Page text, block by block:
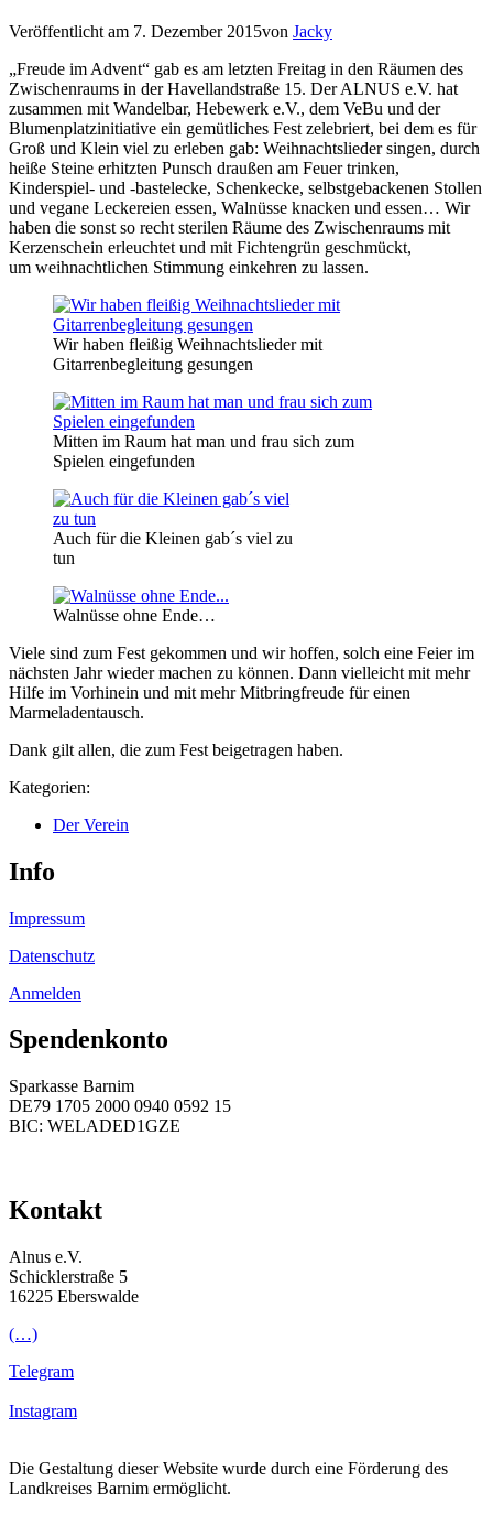
Veröffentlicht am 7. Dezember 2015von Jacky
„Freude im Advent“ gab es am letzten Freitag in den Räumen des
Zwischenraums in der Havellandstraße 15. Der ALNUS e.V. hat
zusammen mit Wandelbar, Hebewerk e.V., dem VeBu und der
Blumenplatzinitiative ein gemütliches Fest zelebriert, bei dem es für
Groß und Klein viel zu erleben gab: Weihnachtslieder singen, durch
heiße Steine erhitzten Punsch draußen am Feuer trinken,
Kinderspiel- und -bastelecke, Schenkecke, selbstgebackenen Stollen
und vegane Leckereien essen, Walnüsse knacken und essen… Wir
haben die sonst so recht sterilen Räume des Zwischenraums mit
Kerzenschein erleuchtet und mit Fichtengrün geschmückt,
um weihnachtlichen Stimmung einkehren zu lassen.
Wir haben fleißig Weihnachtslieder mit
Gitarrenbegleitung gesungen
Mitten im Raum hat man und frau sich zum
Spielen eingefunden
Auch für die Kleinen gab´s viel zu
tun
Walnüsse ohne Ende…
Viele sind zum Fest gekommen und wir hoffen, solch eine Feier im
nächsten Jahr wieder machen zu können. Dann vielleicht mit mehr
Hilfe im Vorhinein und mit mehr Mitbringfreude für einen
Marmeladentausch.
Dank gilt allen, die zum Fest beigetragen haben.
Kategorien:
Der Verein
Info
Impressum
Datenschutz
Anmelden
Spendenkonto
Sparkasse Barnim
DE79 1705 2000 0940 0592 15
BIC: WELADED1GZE
Kontakt
Alnus e.V.
Schicklerstraße 5
16225 Eberswalde
(…)
Telegram
Instagram
Die Gestaltung dieser Website wurde durch eine Förderung des
Landkreises Barnim ermöglicht.